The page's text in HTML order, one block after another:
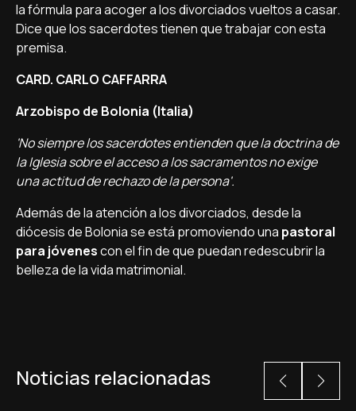
la fórmula para acoger a los divorciados vueltos a casar.
Dice que los sacerdotes tienen que trabajar con esta
premisa.
CARD. CARLO CAFFARRA
Arzobispo de Bolonia (Italia)
'No siempre los sacerdotes entienden que la doctrina de
la Iglesia sobre el acceso a los sacramentos no exige
una actitud de rechazo de la persona'.
Además de la atención a los divorciados, desde la
diócesis de Bolonia se está promoviendo una pastoral
para jóvenescon el fin de que puedan redescubrir la
belleza de la vida matrimonial.
Noticias relacionadas